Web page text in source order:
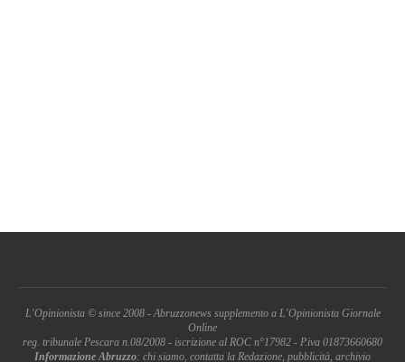
L'Opinionista © since 2008 - Abruzzonews supplemento a L'Opinionista Giornale
Online
reg. tribunale Pescara n.08/2008 - iscrizione al ROC n°17982 - P.iva 01873660680
Informazione Abruzzo: chi siamo, contatta la Redazione, pubblicità, archivio